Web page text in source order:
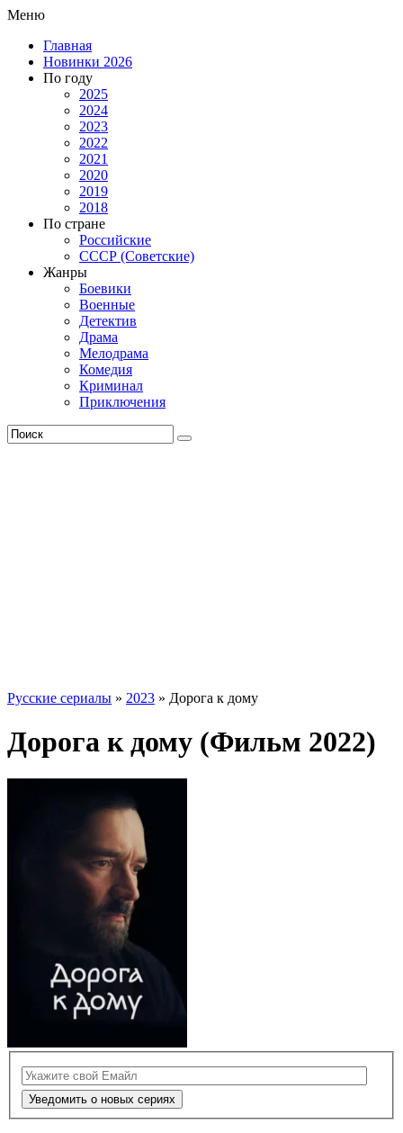
Меню
Главная
Новинки 2026
По году
2025
2024
2023
2022
2021
2020
2019
2018
По стране
Российские
СССР (Советские)
Жанры
Боевики
Военные
Детектив
Драма
Мелодрама
Комедия
Криминал
Приключения
Русские сериалы » 2023 » Дорога к дому
Дорога к дому (Фильм 2022)
Уведомить о новых сериях